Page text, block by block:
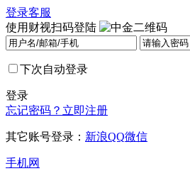
登录客服
使用财视扫码登陆
下次自动登录
登录
忘记密码？ 立即注册
其它账号登录： 新浪QQ微信
手机网